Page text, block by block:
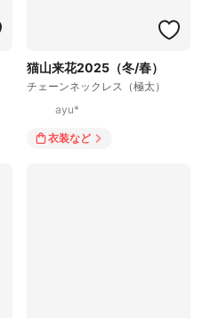
猫山来花2025（冬/春）
チェーンネックレス（極太）
ayu*
衣装など